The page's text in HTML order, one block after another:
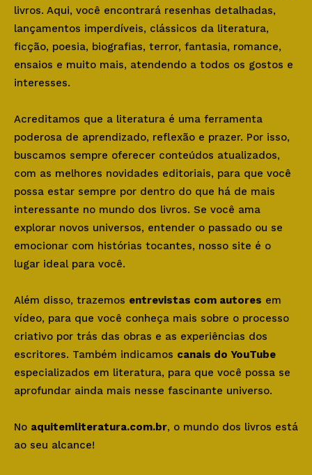
livros. Aqui, você encontrará resenhas detalhadas,
lançamentos imperdíveis, clássicos da literatura,
ficção, poesia, biografias, terror, fantasia, romance,
ensaios e muito mais, atendendo a todos os gostos e
interesses.
Acreditamos que a literatura é uma ferramenta
poderosa de aprendizado, reflexão e prazer. Por isso,
buscamos sempre oferecer conteúdos atualizados,
com as melhores novidades editoriais, para que você
possa estar sempre por dentro do que há de mais
interessante no mundo dos livros. Se você ama
explorar novos universos, entender o passado ou se
emocionar com histórias tocantes, nosso site é o
lugar ideal para você.
Além disso, trazemos entrevistas com autores em
vídeo, para que você conheça mais sobre o processo
criativo por trás das obras e as experiências dos
escritores. Também indicamos canais do YouTube
especializados em literatura, para que você possa se
aprofundar ainda mais nesse fascinante universo.
No aquitemliteratura.com.br, o mundo dos livros está
ao seu alcance!